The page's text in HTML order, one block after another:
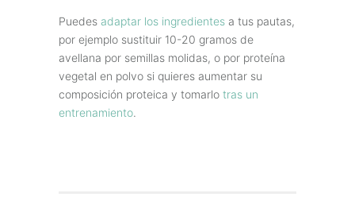
Puedes adaptar los ingredientes a tus pautas,
por ejemplo sustituir 10-20 gramos de
avellana por semillas molidas, o por proteína
vegetal en polvo si quieres aumentar su
composición proteica y tomarlo tras un
entrenamiento.